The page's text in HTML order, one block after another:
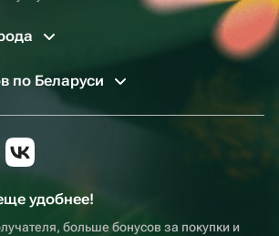
по Беларуси
удобнее!
больше бонусов за покупки и